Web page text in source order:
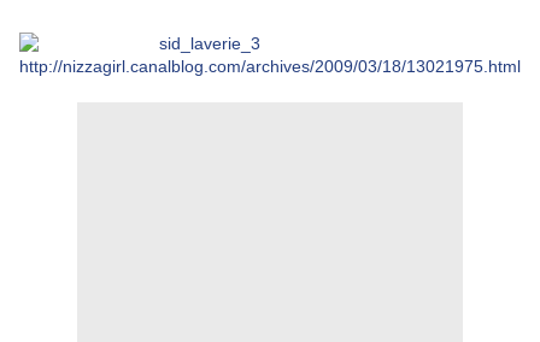
http://nizzagirl.canalblog.com/archives/2009/03/18/13021975.html